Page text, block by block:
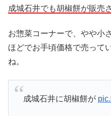
成城石井でも胡椒餅が販売
お惣菜コーナーで、やや小
ほどでお手頃価格で売って
ね。
成城石井に胡椒餅が